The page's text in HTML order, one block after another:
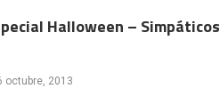
Halloween – Simpáticos
octubre, 2013